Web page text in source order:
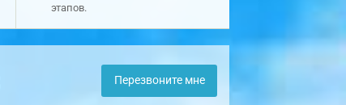
этапов.
Перезвоните мне